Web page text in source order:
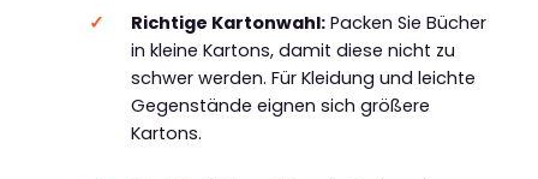
Richtige Kartonwahl:Packen Sie Bücher
in kleine Kartons, damit diese nicht zu
schwer werden. Für Kleidung und leichte
Gegenstände eignen sich größere
Kartons.